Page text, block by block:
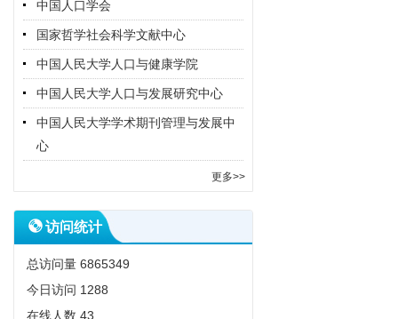
中国人口学会
国家哲学社会科学文献中心
中国人民大学人口与健康学院
中国人民大学人口与发展研究中心
中国人民大学学术期刊管理与发展中
心
更多>>
访问统计
总访问量 6865349
今日访问 1288
在线人数 43